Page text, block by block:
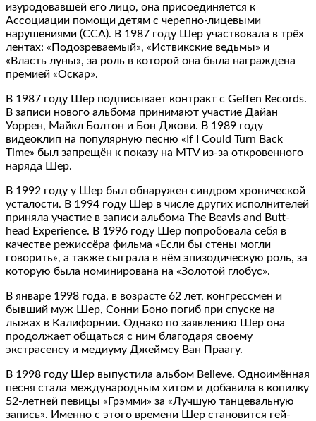
изуродовавшей его лицо, она присоединяется к
Ассоциации помощи детям с черепно-лицевыми
нарушениями (CCA). В 1987 году Шер участвовала в трёх
лентах: «Подозреваемый», «Иствикские ведьмы» и
«Власть луны», за роль в которой она была награждена
премией «Оскар».
В 1987 году Шер подписывает контракт с Geffen Records.
В записи нового альбома принимают участие Дайан
Уоррен, Майкл Болтон и Бон Джови. В 1989 году
видеоклип на популярную песню «If I Could Turn Back
Time» был запрещён к показу на MTV из-за откровенного
наряда Шер.
В 1992 году у Шер был обнаружен синдром хронической
усталости. В 1994 году Шер в числе других исполнителей
приняла участие в записи альбома The Beavis and Butt-
head Experience. В 1996 году Шер попробовала себя в
качестве режиссёра фильма «Если бы стены могли
говорить», а также сыграла в нём эпизодическую роль, за
которую была номинирована на «Золотой глобус».
В январе 1998 года, в возрасте 62 лет, конгрессмен и
бывший муж Шер, Сонни Боно погиб при спуске на
лыжах в Калифорнии. Однако по заявлению Шер она
продолжает общаться с ним благодаря своему
экстрасенсу и медиуму Джеймсу Ван Праагу.
В 1998 году Шер выпустила альбом Believe. Одноимённая
песня стала международным хитом и добавила в копилку
52-летней певицы «Грэмми» за «Лучшую танцевальную
запись». Именно с этого времени Шер становится гей-